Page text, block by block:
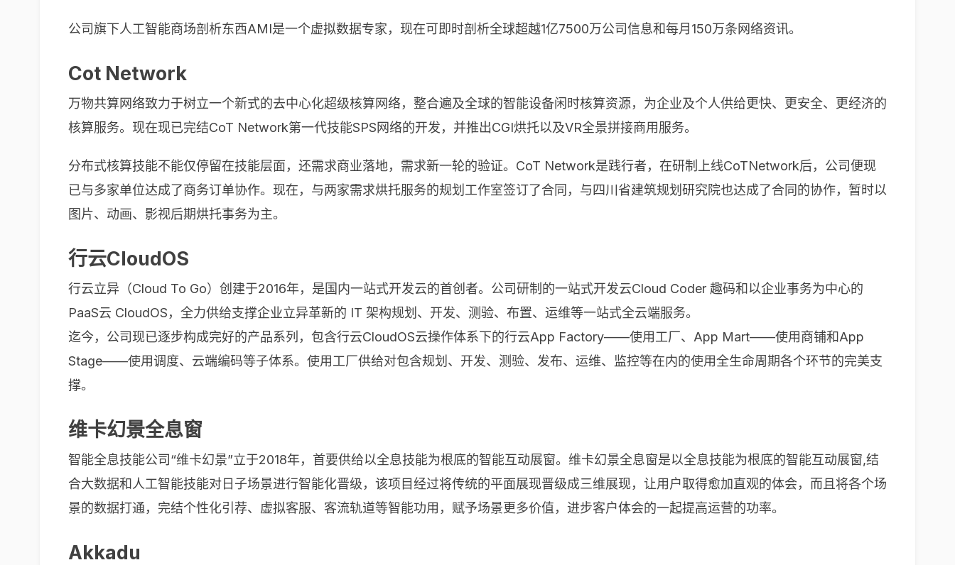
公司旗下人工智能商场剖析东西AMI是一个虚拟数据专家，现在可即时剖析全球超越1亿7500万公司信息和每月150万条网络资讯。
Cot Network
万物共算网络致力于树立一个新式的去中心化超级核算网络，整合遍及全球的智能设备闲时核算资源，为企业及个人供给更快、更安全、更经济的
核算服务。现在现已完结CoT Network第一代技能SPS网络的开发，并推出CGI烘托以及VR全景拼接商用服务。
分布式核算技能不能仅停留在技能层面，还需求商业落地，需求新一轮的验证。CoT Network是践行者，在研制上线CoTNetwork后，公司便现
已与多家单位达成了商务订单协作。现在，与两家需求烘托服务的规划工作室签订了合同，与四川省建筑规划研究院也达成了合同的协作，暂时以
图片、动画、影视后期烘托事务为主。
行云CloudOS
行云立异（Cloud To Go）创建于2016年，是国内一站式开发云的首创者。公司研制的一站式开发云Cloud Coder 趣码和以企业事务为中心的
PaaS云 CloudOS，全力供给支撑企业立异革新的 IT 架构规划、开发、测验、布置、运维等一站式全云端服务。
迄今，公司现已逐步构成完好的产品系列，包含行云CloudOS云操作体系下的行云App Factory——使用工厂、App Mart——使用商铺和App
Stage——使用调度、云端编码等子体系。使用工厂供给对包含规划、开发、测验、发布、运维、监控等在内的使用全生命周期各个环节的完美支
撑。
维卡幻景全息窗
智能全息技能公司“维卡幻景”立于2018年，首要供给以全息技能为根底的智能互动展窗。维卡幻景全息窗是以全息技能为根底的智能互动展窗,结
合大数据和人工智能技能对日子场景进行智能化晋级，该项目经过将传统的平面展现晋级成三维展现，让用户取得愈加直观的体会，而且将各个场
景的数据打通，完结个性化引荐、虚拟客服、客流轨道等智能功用，赋予场景更多价值，进步客户体会的一起提高运营的功率。
Akkadu